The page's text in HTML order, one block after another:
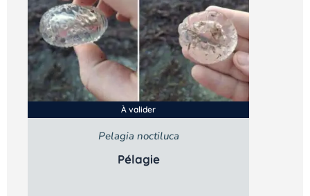
À valider
Pelagia noctiluca
Pélagie